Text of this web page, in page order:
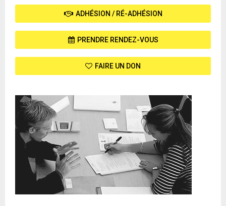
ADHÉSION / RÉ-ADHÉSION
PRENDRE RENDEZ-VOUS
FAIRE UN DON